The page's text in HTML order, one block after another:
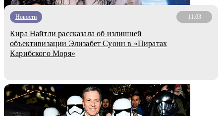
Новости 11.03
Кира Найтли рассказала об излишней
объективизации Элизабет Суонн в «Пиратах
Карибского Моря»